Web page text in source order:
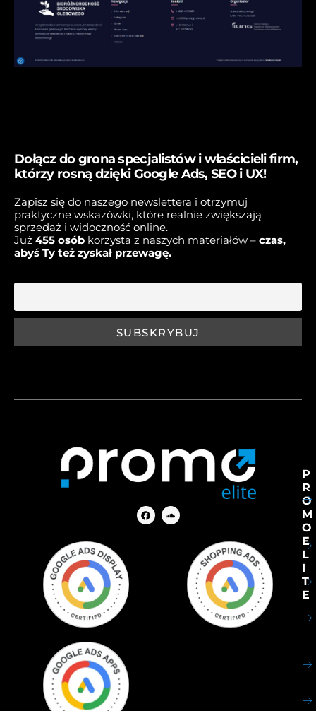
Dołącz do grona specjalistów i właścicieli firm,
którzy rosną dzięki Google Ads, SEO i UX!
Zapisz się do naszego newslettera i otrzymuj
praktyczne wskazówki, które realnie zwiększają
sprzedaż i widoczność online.
Już 455 osób korzysta z naszych materiałów – czas,
abyś Ty też zyskał przewagę.
P
R
O
M
O
E
L
I
T
E